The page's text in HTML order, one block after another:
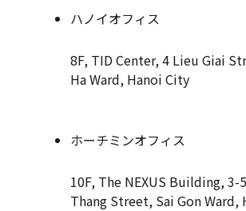
ハノイオフィス
8F, TID Center, 4 Lieu Giai
Ha Ward, Hanoi City
ホーチミンオフィス
10F, The NEXUS Building, 3-
Thang Street, Sai Gon Ward,